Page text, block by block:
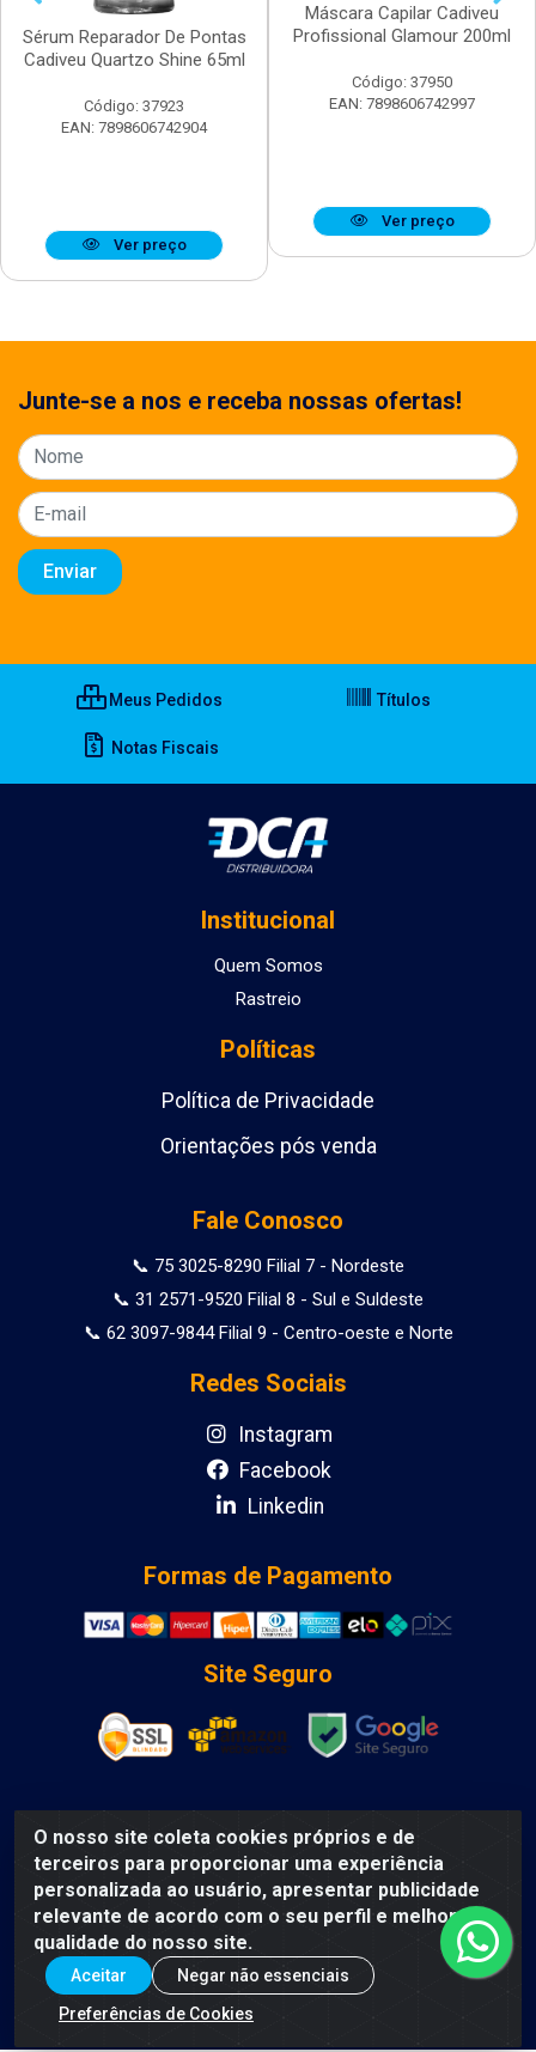
Sérum Reparador De Pontas
Cadiveu Quartzo Shine 65ml
Código: 37923
EAN: 7898606742904
Ver preço
Máscara Capilar Cadiveu
Profissional Glamour 200ml
Código: 37950
EAN: 7898606742997
Ver preço
O nosso site coleta cookies próprios e de
terceiros para proporcionar uma experiência
personalizada ao usuário, apresentar publicidade
relevante de acordo com o seu perfil e melhorar a
qualidade do nosso site.
Aceitar
Negar não essenciais
Preferências de Cookies
Junte-se a nos e receba nossas ofertas!
Meus Pedidos Títulos
Notas Fiscais
Institucional
Quem Somos
Rastreio
Políticas
Política de Privacidade
Orientações pós venda
Fale Conosco
📞 75 3025-8290 Filial 7 - Nordeste
📞 31 2571-9520 Filial 8 - Sul e Suldeste
📞 62 3097-9844 Filial 9 - Centro-oeste e Norte
Redes Sociais
Instagram
Facebook
Linkedin
Formas de Pagamento
Site Seguro
DCA DISTRIBUIDORA DE COSMETICOS LTDA - AV DEPUTADO
LUIS EDUARDO MAGALHAES, Humildes, Feira de Santana/BA
- CEP 44135-000 - CNPJ: 31.912.909/0001-40